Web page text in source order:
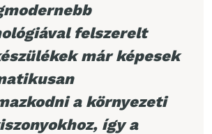
felszerelt
már képesek
a környezeti
így a